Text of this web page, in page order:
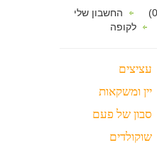
החשבון שלי
לקופה
עציצים
יין ומשקאות
סבון של פעם
שוקולדים